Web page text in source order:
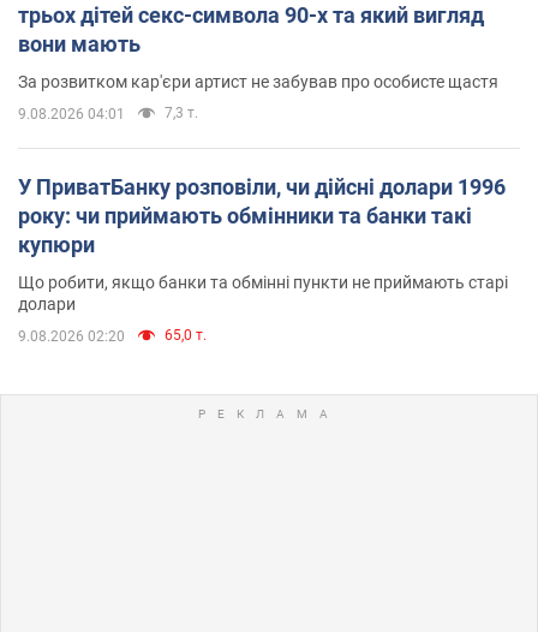
трьох дітей секс-символа 90-х та який вигляд
вони мають
За розвитком кар'єри артист не забував про особисте щастя
9.08.2026 04:01 7,3 т.
У ПриватБанку розповіли, чи дійсні долари 1996
року: чи приймають обмінники та банки такі
купюри
Що робити, якщо банки та обмінні пункти не приймають старі
долари
9.08.2026 02:20 65,0 т.